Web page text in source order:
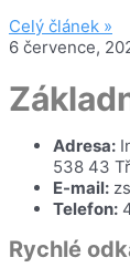
Celý článek »
6 července,
Adresa:
538 43
E-mail:
Telefon:
Rychlé